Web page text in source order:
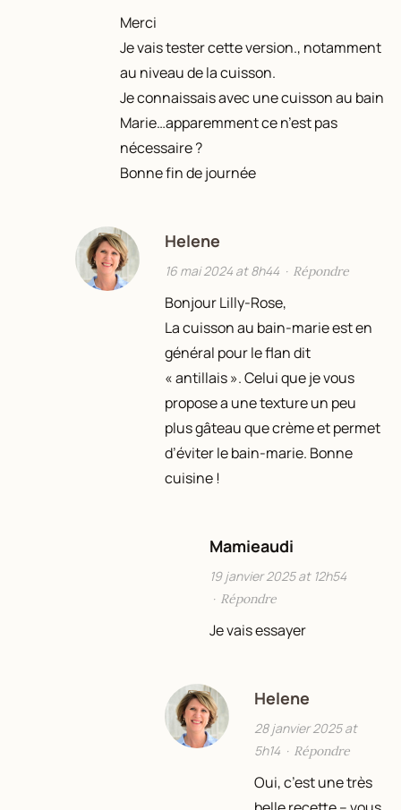
Merci
Je vais tester cette version., notamment
au niveau de la cuisson.
Je connaissais avec une cuisson au bain
Marie…apparemment ce n’est pas
nécessaire ?
Bonne fin de journée
Helene
16 mai 2024 at 8h44· Répondre
Bonjour Lilly-Rose,
La cuisson au bain-marie est en
général pour le flan dit
« antillais ». Celui que je vous
propose a une texture un peu
plus gâteau que crème et permet
d’éviter le bain-marie. Bonne
cuisine !
Mamieaudi
19 janvier 2025 at 12h54
· Répondre
Je vais essayer
Helene
28 janvier 2025 at
5h14· Répondre
Oui, c’est une très